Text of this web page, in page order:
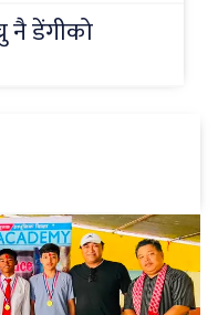
नै डेंगीको